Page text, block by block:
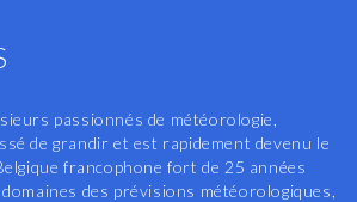
passionnés de météorologie,
de grandir et est rapidement devenu le
francophone fort de 25 années
des prévisions météorologiques,